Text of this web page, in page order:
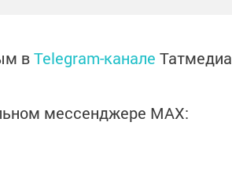
вTelegram-канале Татмедиа
мессенджере MАХ: